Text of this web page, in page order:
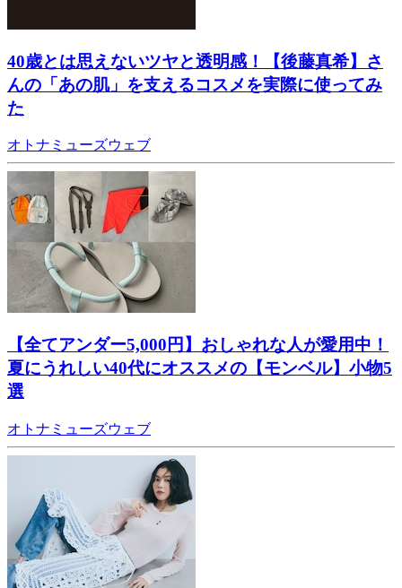
40歳とは思えないツヤと透明感！【後藤真希】さ
んの「あの肌」を支えるコスメを実際に使ってみ
た
オトナミューズウェブ
【全てアンダー5,000円】おしゃれな人が愛用中！
夏にうれしい40代にオススメの【モンベル】小物5
選
オトナミューズウェブ